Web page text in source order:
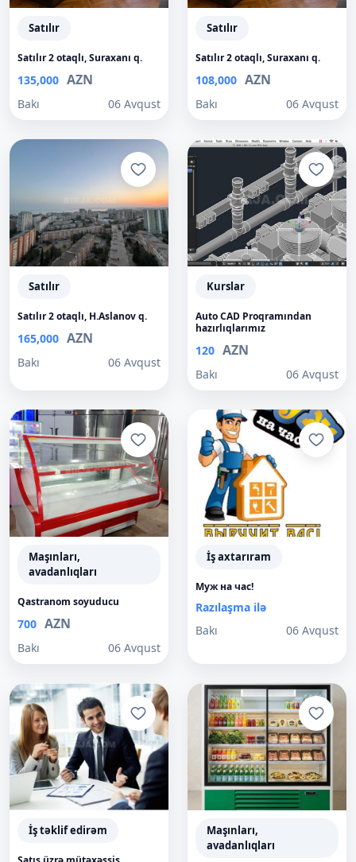
Satılır
Satılır 2 otaqlı, Suraxanı q.
135,000 AZN
Bakı 06 Avqust
Satılır
Satılır 2 otaqlı, Suraxanı q.
108,000 AZN
Bakı 06 Avqust
Satılır
Satılır 2 otaqlı, H.Aslanov q.
165,000 AZN
Bakı 06 Avqust
Kurslar
Auto CAD Proqramından
hazırlıqlarımız
120 AZN
Bakı 06 Avqust
Maşınları,
avadanlıqları
Qastranom soyuducu
700 AZN
Bakı 06 Avqust
İş axtarıram
Муж на час!
Razılaşma ilə
Bakı
06 Avqust
İş təklif edirəm
Maşınları,
avadanlıqları